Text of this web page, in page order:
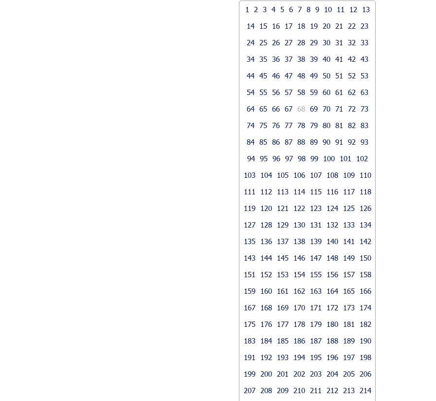
1 2 3 4 5 6 7 8 9 10 11 12
13
14
15 16 17 18 19 20 21 22
23
24
25 26 27 28 29 30 31 32
33
34 35 36 37 38 39 40 41 42
43
44 45 46 47 48 49 50 51 52
53
54 55 56 57 58 59 60 61 62
63
64 65 66 67 68 69 70 71 72
73
74 75 76 77 78 79 80 81 82
83
84 85 86 87 88 89 90 91 92
93
94 95 96 97 98 99 100 101
102
103
104 105 106 107 108 109
110
111
112 113 114 115 116 117
118
119
120 121 122 123 124 125
126
127
128 129 130 131 132 133
134
135
136 137 138 139 140 141
142
143
144 145 146 147 148 149
150
151
152 153 154 155 156 157
158
159
160 161 162 163 164 165
166
167
168 169 170 171 172 173
174
175
176 177 178 179 180 181
182
183
184 185 186 187 188 189
190
191
192 193 194 195 196 197
198
199
200 201 202 203 204 205
206
207
208 209 210 211 212 213 214